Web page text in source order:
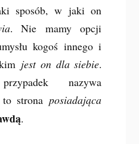
sposób, w jaki on
. Nie mamy opcji
kogoś innego i
jest on dla siebie.
nazywa
to stronaposiadająca
.